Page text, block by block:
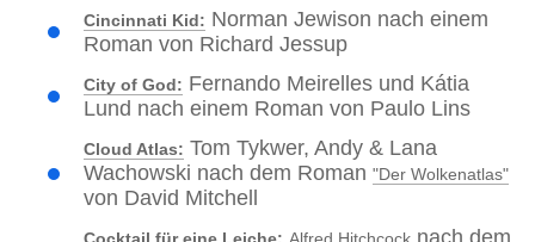
Cincinnati Kid: Norman Jewison nach einem
Roman von Richard Jessup
City of God: Fernando Meirelles und Kátia
Lund nach einem Roman von Paulo Lins
Cloud Atlas: Tom Tykwer, Andy & Lana
Wachowski nach dem Roman "Der Wolkenatlas"
von David Mitchell